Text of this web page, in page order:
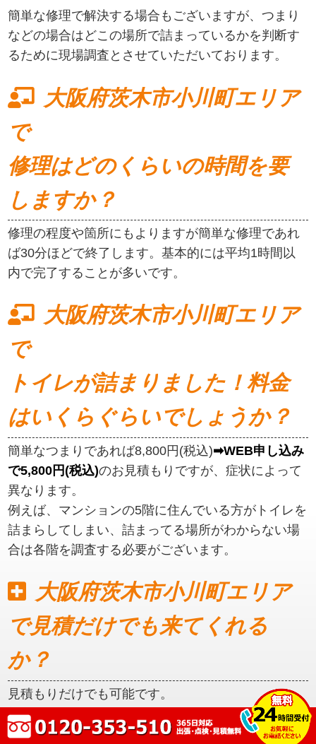
簡単な修理で解決する場合もございますが、つまり
などの場合はどこの場所で詰まっているかを判断す
るために現場調査とさせていただいております。
大阪府茨木市小川町エリア
で
修理はどのくらいの時間を要
しますか？
修理の程度や箇所にもよりますが簡単な修理であれ
ば30分ほどで終了します。基本的には平均1時間以
内で完了することが多いです。
大阪府茨木市小川町エリア
で
トイレが詰まりました！料金
はいくらぐらいでしょうか？
簡単なつまりであれば8,800円(税込)➡WEB申し込み
で5,800円(税込)のお見積もりですが、症状によって
異なります。
例えば、マンションの5階に住んでいる方がトイレを
詰まらしてしまい、詰まってる場所がわからない場
合は各階を調査する必要がございます。
大阪府茨木市小川町エリア
で見積だけでも来てくれる
か？
見積もりだけでも可能です。
初めに見積もりをご提示いたしますので、ご納得い
ただいてからの作業となります。